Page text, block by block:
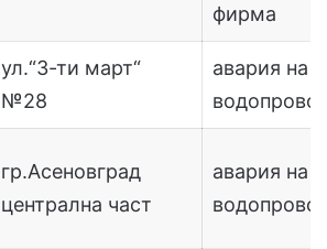
фирма
ул.“3-ти март“
№28
авария на
гр.Асеновград
централна част
авария на